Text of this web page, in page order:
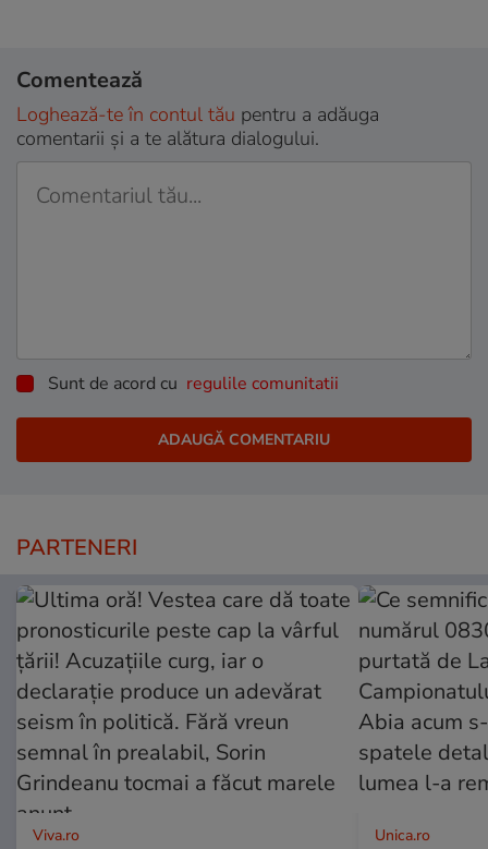
Comentează
Loghează-te în contul tău pentru a adăuga
comentarii și a te alătura dialogului.
Sunt de acord cu regulile comunitatii
PARTENERI
Viva.ro Unica.ro